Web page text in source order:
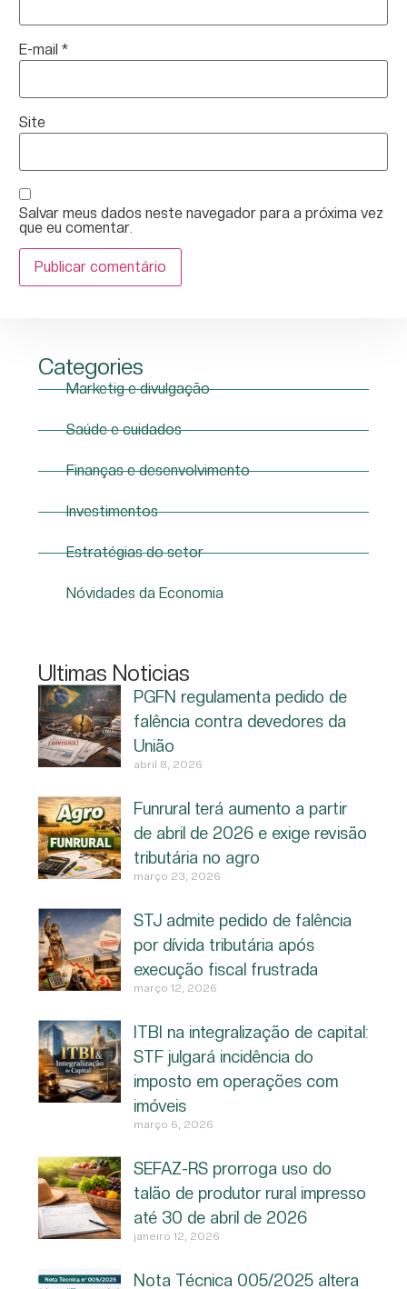
E-mail *
Site
Salvar meus dados neste navegador para a próxima vez
que eu comentar.
Categories
Marketig e divulgação
Saúde e cuidados
Finanças e desenvolvimento
Investimentos
Estratégias do setor
Nóvidades da Economia
Ultimas Noticias
PGFN regulamenta pedido de
falência contra devedores da
União
abril 8, 2026
Funrural terá aumento a partir
de abril de 2026 e exige revisão
tributária no agro
março 23, 2026
STJ admite pedido de falência
por dívida tributária após
execução fiscal frustrada
março 12, 2026
ITBI na integralização de capital:
STF julgará incidência do
imposto em operações com
imóveis
março 6, 2026
SEFAZ-RS prorroga uso do
talão de produtor rural impresso
até 30 de abril de 2026
janeiro 12, 2026
Nota Técnica 005/2025 altera